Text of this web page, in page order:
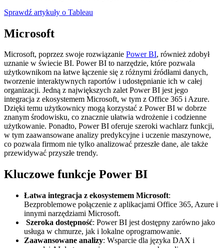
Sprawdź artykuły o Tableau
Microsoft
Microsoft, poprzez swoje rozwiązanie Power BI, również zdobył
uznanie w świecie BI. Power BI to narzędzie, które pozwala
użytkownikom na łatwe łączenie się z różnymi źródłami danych,
tworzenie interaktywnych raportów i udostępnianie ich w całej
organizacji. Jedną z największych zalet Power BI jest jego
integracja z ekosystemem Microsoft, w tym z Office 365 i Azure.
Dzięki temu użytkownicy mogą korzystać z Power BI w dobrze
znanym środowisku, co znacznie ułatwia wdrożenie i codzienne
użytkowanie. Ponadto, Power BI oferuje szeroki wachlarz funkcji,
w tym zaawansowane analizy predykcyjne i uczenie maszynowe,
co pozwala firmom nie tylko analizować przeszłe dane, ale także
przewidywać przyszłe trendy.
Kluczowe funkcje Power BI
Łatwa integracja z ekosystemem Microsoft:
Bezproblemowe połączenie z aplikacjami Office 365, Azure i
innymi narzędziami Microsoft.
Szeroka dostępność: Power BI jest dostępny zarówno jako
usługa w chmurze, jak i lokalne oprogramowanie.
Zaawansowane analizy: Wsparcie dla języka DAX i